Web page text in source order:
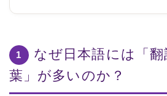
1
なぜ日本語には「
葉」が多いのか？